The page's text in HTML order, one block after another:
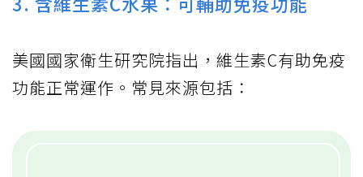
美國國家衛生研究院指出，維生素C有助免疫
功能正常運作。常見來源包括：